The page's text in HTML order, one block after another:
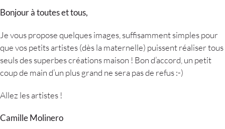
Bonjour à toutes et tous,
Je vous propose quelques images, suffisamment simples pour
que vos petits artistes (dès la maternelle) puissent réaliser tous
seuls des superbes créations maison ! Bon d’accord, un petit
coup de main d’un plus grand ne sera pas de refus :-)
Allez les artistes !
Camille Molinero